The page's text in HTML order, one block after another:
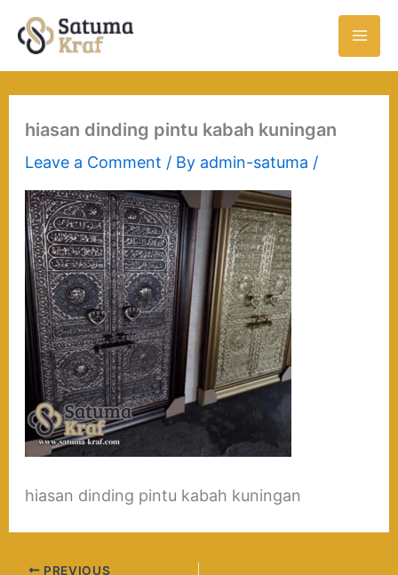
hiasan dinding pintu kabah kuningan
Leave a Comment / By admin-satuma /
hiasan dinding pintu kabah kuningan
PREVIOUS